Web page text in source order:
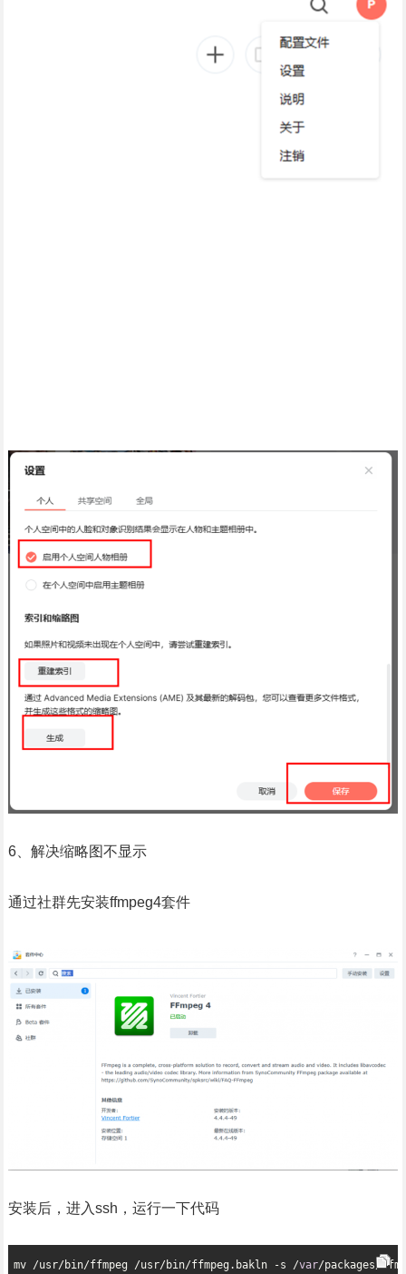
6、解决缩略图不显示
通过社群先安装ffmpeg4套件
安装后，进入ssh，运行一下代码
mv /usr/bin/ffmpeg /usr/bin/ffmpeg.bakln -s /var/packages/